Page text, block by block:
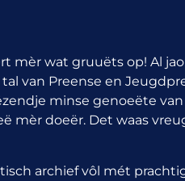
mèr wat gruuëts op! Al
van Preense en
minse genoeëte
mèr doeër. Det waas
archief vôl mét